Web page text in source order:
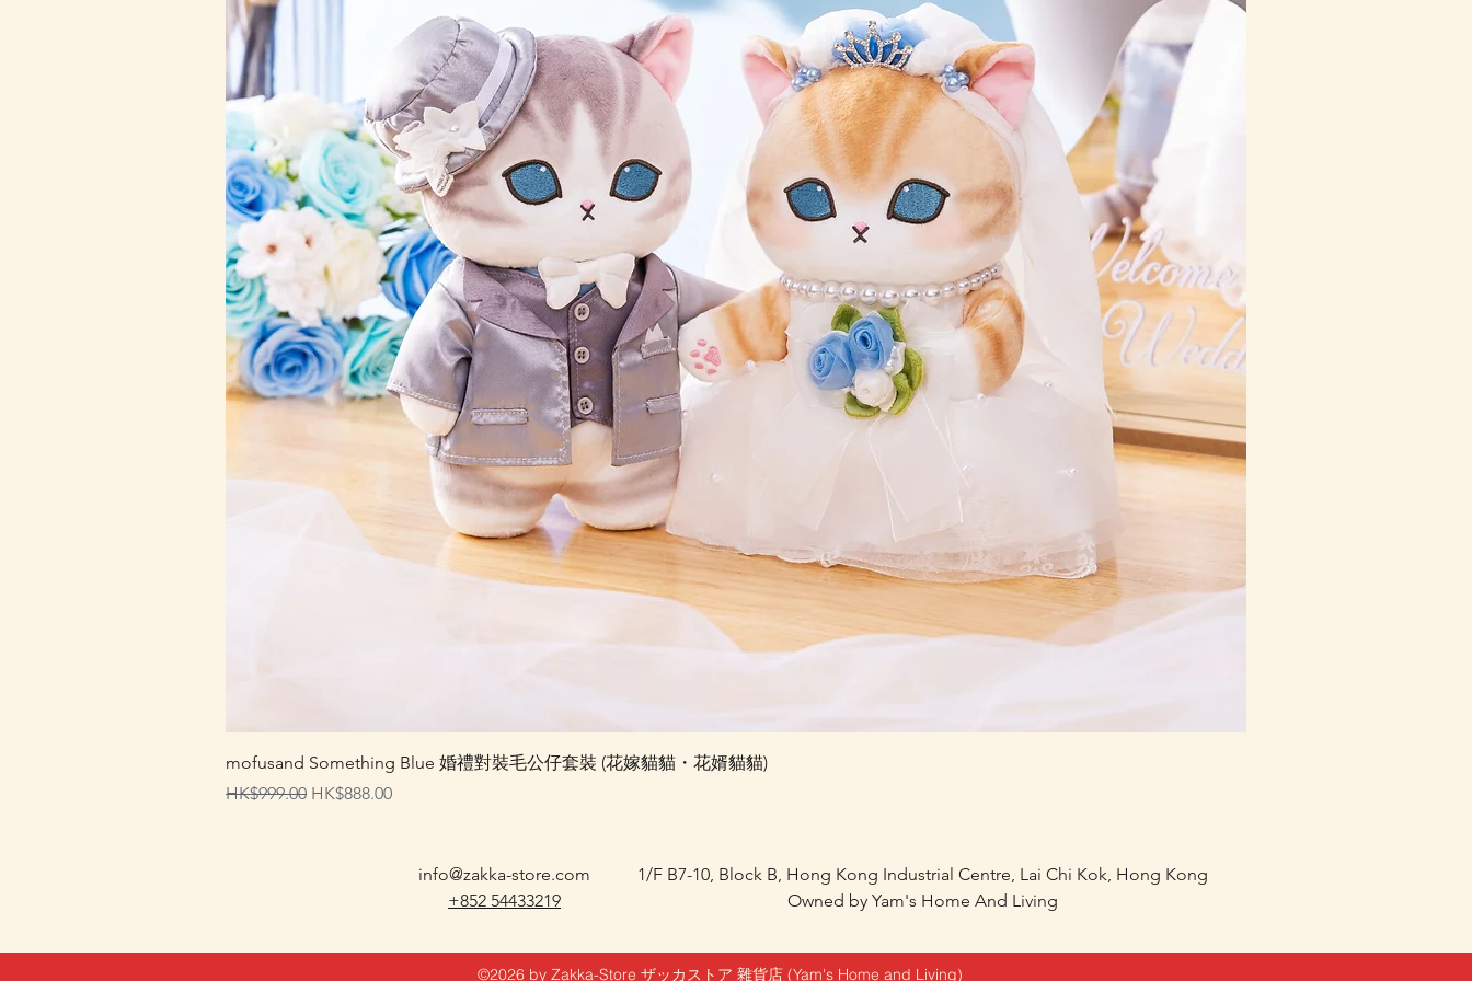
快速瀏覽
mofusand Something Blue 婚禮對裝毛公仔套裝 (花嫁貓貓・花婿貓貓)
一般價格
HK$999.00 促銷價格
HK$888.00
info@zakka-store.com
+852 54433219
1/F B7-10, Block B, Hong Kong Industrial Centre, Lai Chi Kok, Hong Kong
Owned by Yam's Home And Living
©2026 by Zakka-Store ザッカストア 雜貨店 (Yam's Home and Living)